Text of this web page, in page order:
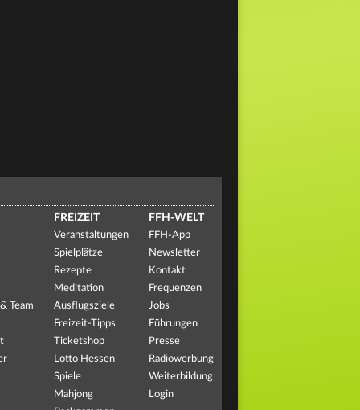
Team
FREIZEIT
Veranstaltungen
Spielplätze
Rezepte
Meditation
Ausflugsziele
Freizeit-Tipps
Ticketshop
Lotto Hessen
Spiele
Mahjong
FFH-WELT
FFH-App
Newsletter
Kontakt
Frequenzen
Jobs
Führungen
Presse
Radiowerbung
Weiterbildung
Login